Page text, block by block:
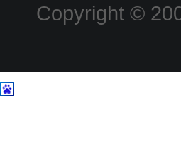
Copyright ©